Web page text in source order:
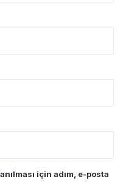
için adım, e-posta